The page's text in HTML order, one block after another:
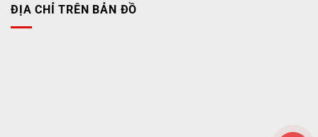
ĐỊA CHỈ TRÊN BẢN ĐỒ